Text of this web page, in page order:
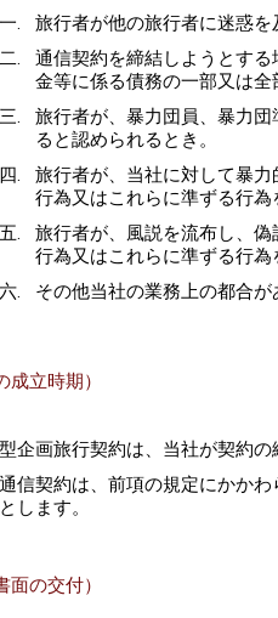
旅行者が他の旅行者に迷惑を
通信契約を締結しようとす
金等に係る債務の一部又は全
旅行者が、暴力団員、暴力
ると認められるとき。
旅行者が、当社に対して暴
行為又はこれらに準ずる行為
旅行者が、風説を流布し、
行為又はこれらに準ずる行為
その他当社の業務上の都合が
成立時期）
企画旅行契約は、当社が契約
通信契約は、前項の規定にかか
とします。
面の交付）